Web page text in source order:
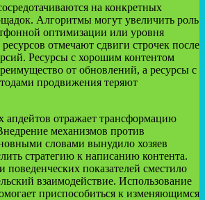
на конкретных
Алгоритмы могут увеличить роль
оптимизации или уровня
отмечают сдвиги строчек после
Ресурсы с хорошим контентом
от обновлений, а ресурсы с
продвижения теряют
отражает трансформацию
механизмов против
словами вынудило хозяев
стратегию к написанию контента.
показателей сместило
взаимодействие. Использование
приспособиться к изменяющимся